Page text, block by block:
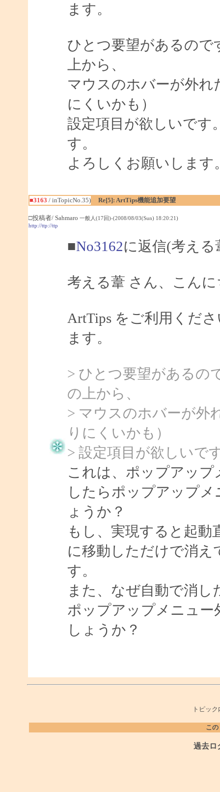
ます。
ひとつ要望があるの
上から、
マウスのホバーが外
にくいかも）
設定項目が欲しいです
す。
よろしくお願いします
■3163 / inTopicNo.35) Re[5]: ArtTips機能追加要望
□投稿者/ Sahmaro 一般人(17回)-(2008/08/03(Sun) 18:20:21)
http://ttp://ttp
■No3162に返信(考え
考える葦 さん、こんに
ArtTips をご利用くだ
ます。
> ひとつ要望があるの
の上から、
> マウスのホバーが外
りにくいかも）
> 設定項目が欲しいで
これは、ポップアッ
したらポップアップ
ょうか？
もし、実現すると起
に移動しただけで消
す。
また、なぜ自動で消
ポップアップメニュ
しょうか？
トピッ
こ
過去ロ